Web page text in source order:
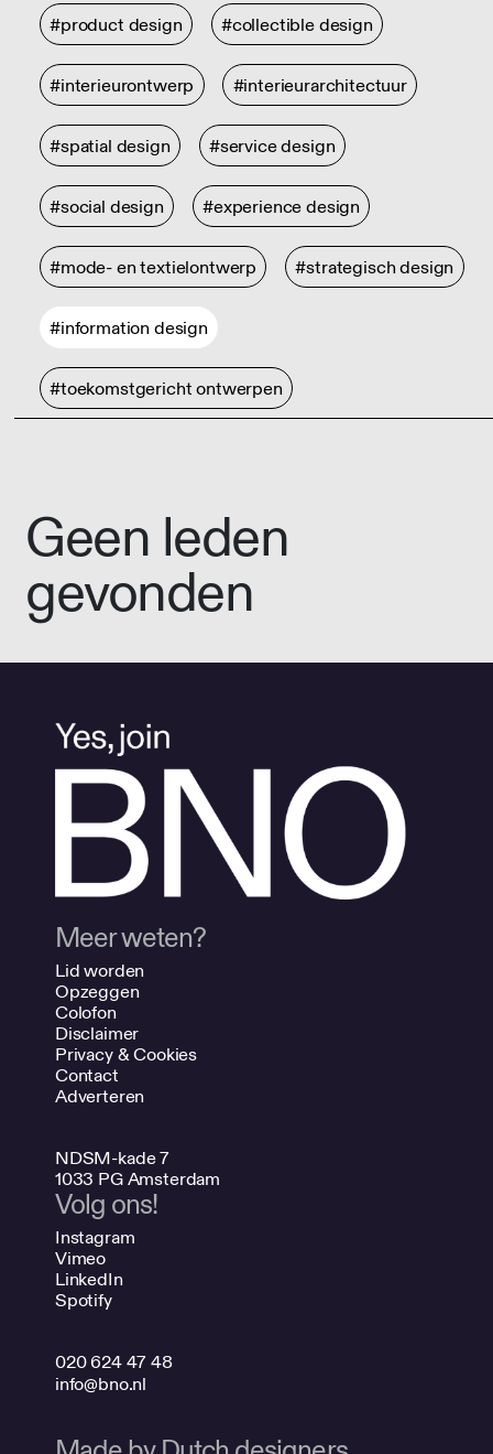
#product design #collectible design
#interieurontwerp #interieurarchitectuur
#spatial design #service design
#social design #experience design
#mode- en textielontwerp #strategisch design
#information design
#toekomstgericht ontwerpen
Geen leden
gevonden
Meer weten?
Lid worden
Opzeggen
Colofon
Disclaimer
Privacy & Cookies
Contact
Adverteren
NDSM-kade 7
1033 PG Amsterdam
Volg ons!
Instagram
Vimeo
LinkedIn
Spotify
020 624 47 48
info@bno.nl